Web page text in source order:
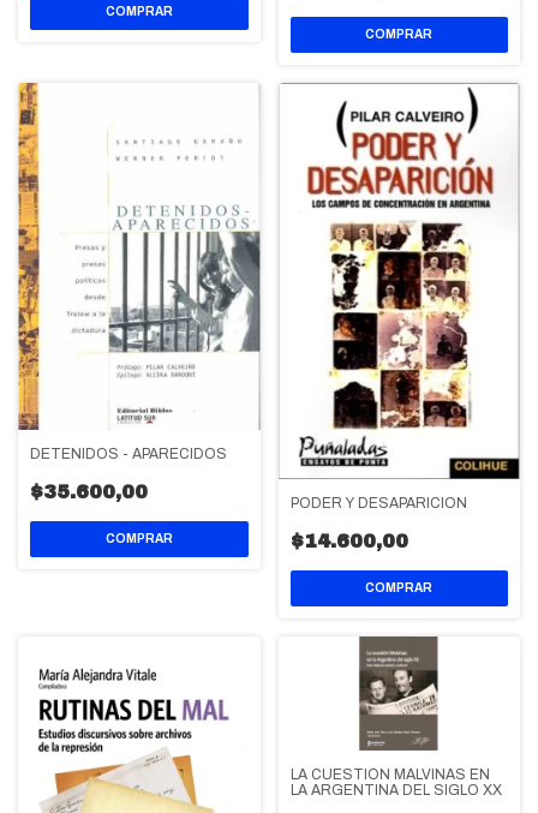
DETENIDOS - APARECIDOS
$35.600,00
PODER Y DESAPARICION
$14.600,00
LA CUESTIÓN MALVINAS EN
LA ARGENTINA DEL SIGLO XX